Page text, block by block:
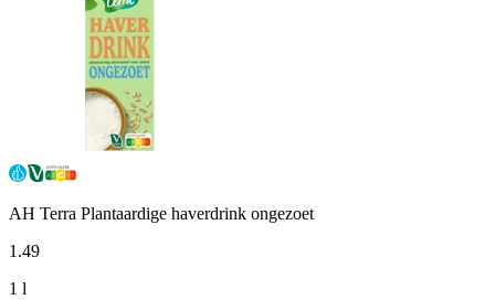
AH Terra Plantaardige haverdrink ongezoet
1.49
1 l